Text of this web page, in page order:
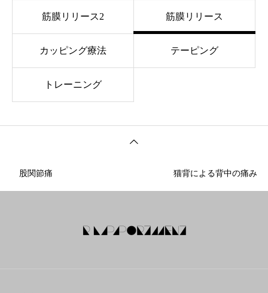
筋膜リリース2 筋膜リリース
カッピング療法 テーピング
トレーニング
股関節痛 猫背による背中の痛み